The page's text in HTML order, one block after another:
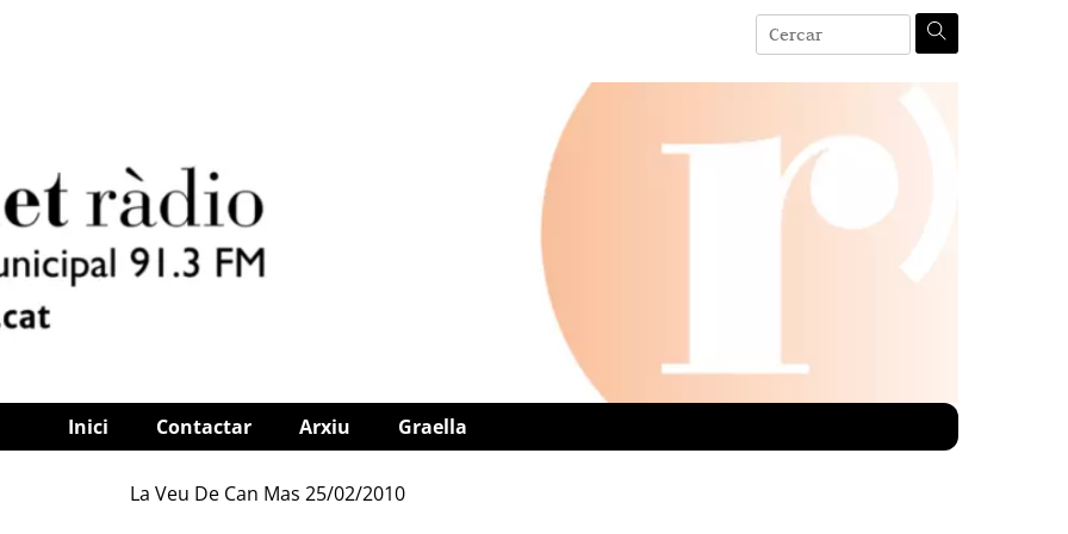
Inici Contactar Arxiu Graella
La Veu De Can Mas 25/02/2010